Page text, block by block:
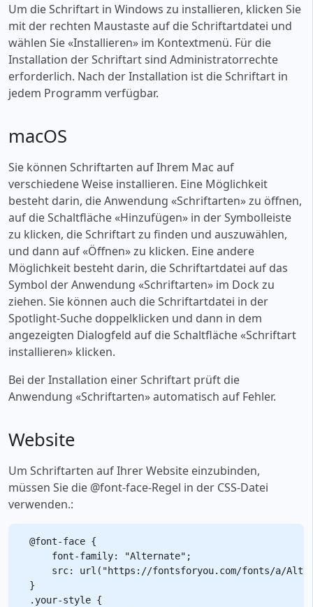
Um die Schriftart in Windows zu installieren, klicken Sie
mit der rechten Maustaste auf die Schriftartdatei und
wählen Sie «‎Installieren» im Kontextmenü. Für die
Installation der Schriftart sind Administratorrechte
erforderlich. Nach der Installation ist die Schriftart in
jedem Programm verfügbar.
macOS
Sie können Schriftarten auf Ihrem Mac auf
verschiedene Weise installieren. Eine Möglichkeit
besteht darin, die Anwendung «‎Schriftarten» zu öffnen,
auf die Schaltfläche «‎Hinzufügen» in der Symbolleiste
zu klicken, die Schriftart zu finden und auszuwählen,
und dann auf «‎Öffnen» zu klicken. Eine andere
Möglichkeit besteht darin, die Schriftartdatei auf das
Symbol der Anwendung «‎Schriftarten» im Dock zu
ziehen. Sie können auch die Schriftartdatei in der
Spotlight-Suche doppelklicken und dann in dem
angezeigten Dialogfeld auf die Schaltfläche «‎Schriftart
installieren» klicken.
Bei der Installation einer Schriftart prüft die
Anwendung «‎Schriftarten» automatisch auf Fehler.
Website
Um Schriftarten auf Ihrer Website einzubinden,
müssen Sie die @font-face-Regel in der CSS-Datei
verwenden.:
@font-face {
    font-family: "Alternate";
src: url("https://fontsforyou.com/fonts/a/
}
.your-style {